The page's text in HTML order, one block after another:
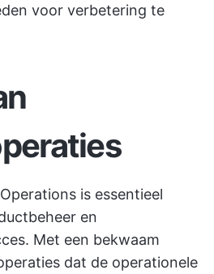
voor verbetering te
is essentieel
en
Met een bekwaam
dat de operationele